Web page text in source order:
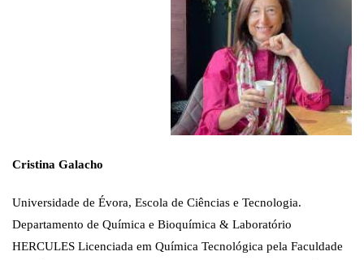
Cristina Galacho
Universidade de Évora, Escola de Ciências e Tecnologia.
Departamento de Química e Bioquímica & Laboratório
HERCULES Licenciada em Química Tecnológica pela Faculdade